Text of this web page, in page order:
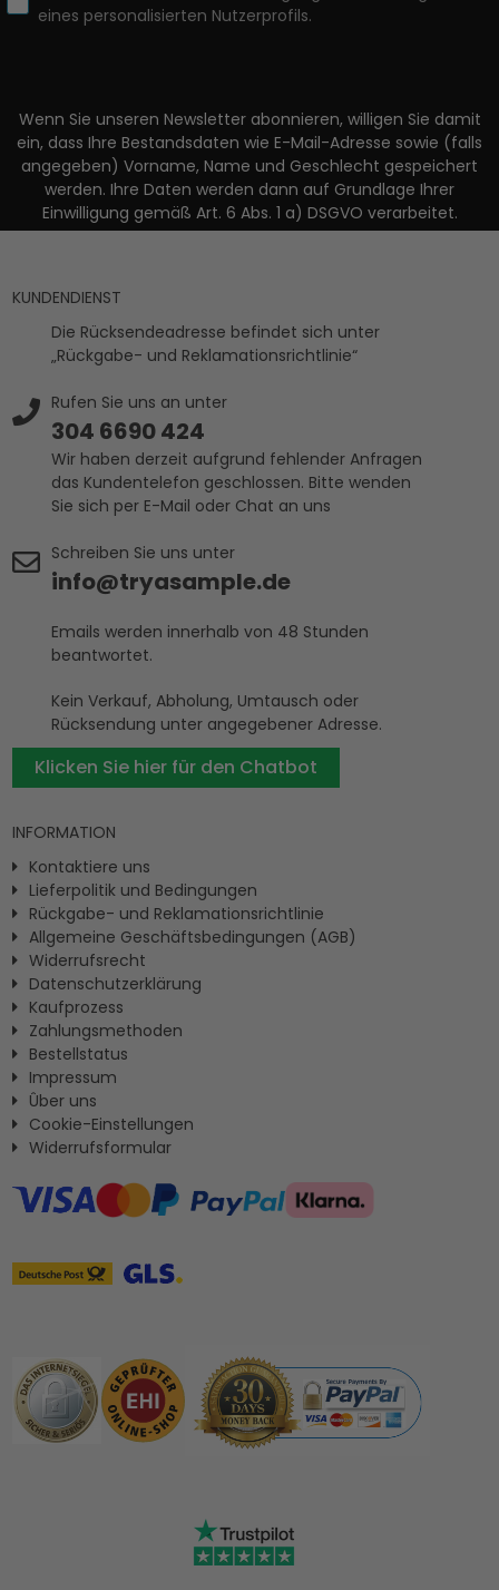
eines personalisierten Nutzerprofils.
Wenn Sie unseren Newsletter abonnieren, willigen Sie damit
ein, dass Ihre Bestandsdaten wie E-Mail-Adresse sowie (falls
angegeben) Vorname, Name und Geschlecht gespeichert
werden. Ihre Daten werden dann auf Grundlage Ihrer
Einwilligung gemäß Art. 6 Abs. 1 a) DSGVO verarbeitet.
KUNDENDIENST
Die Rücksendeadresse befindet sich unter
„Rückgabe- und Reklamationsrichtlinie“
Rufen Sie uns an unter
304 6690 424
Wir haben derzeit aufgrund fehlender Anfragen
das Kundentelefon geschlossen. Bitte wenden
Sie sich per E-Mail oder Chat an uns
Schreiben Sie uns unter
info@tryasample.de
Emails werden innerhalb von 48 Stunden
beantwortet.
Kein Verkauf, Abholung, Umtausch oder
Rücksendung unter angegebener Adresse.
Klicken Sie hier für den Chatbot
INFORMATION
Kontaktiere uns
Lieferpolitik und Bedingungen
Rückgabe- und Reklamationsrichtlinie
Allgemeine Geschäftsbedingungen (AGB)
Widerrufsrecht
Datenschutzerklärung
Kaufprozess
Zahlungsmethoden
Bestellstatus
Impressum
Ûber uns
Cookie-Einstellungen
Widerrufsformular